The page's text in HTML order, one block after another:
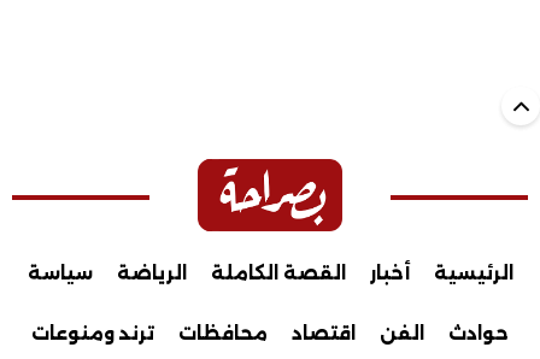
الرئيسية أخبار القصة الكاملة الرياضة سياسة
حوادث الفن اقتصاد محافظات ترند ومنوعات